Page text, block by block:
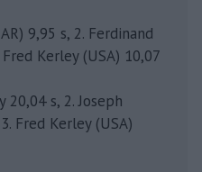
9,95 s, 2. Ferdinand
Kerley (USA) 10,07
20,04 s, 2. Joseph
Fred Kerley (USA)